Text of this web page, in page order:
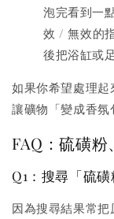
泡完看到一
效 / 無效的
後把浴缸或
如果你希望處理
讓礦物「變成香氛
FAQ：硫磺
Q1：搜尋「硫
因為搜尋結果常